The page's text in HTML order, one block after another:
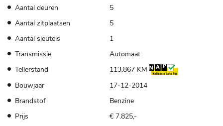
Aantal deuren
5
Aantal zitplaatsen
5
Aantal sleutels
1
Transmissie
Automaat
Tellerstand
113.867 KM
Bouwjaar
17-12-2014
Brandstof
Benzine
Prijs
€ 7.825,-